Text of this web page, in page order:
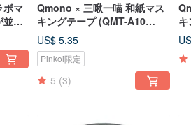
ボマ
並ん
小白
Qmono × 三啾一喵 和紙マス
キングテープ (QMT-A10
Little Sheep)
US$ 5.35
Pinkoi限定
5 (3)